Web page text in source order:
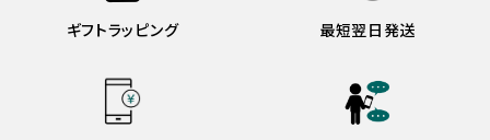
ギフトラッピング 最短翌日発送